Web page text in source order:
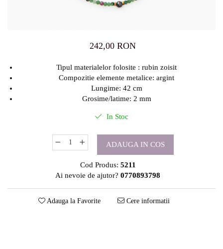
242,00 RON
Tipul materialelor folosite : rubin zoisit
Compozitie elemente metalice: argint
Lungime: 42 cm
Grosime/latime: 2 mm
In Stoc
ADAUGA IN COS
Cod Produs: 5211
Ai nevoie de ajutor? 0770893798
Adauga la Favorite Cere informatii